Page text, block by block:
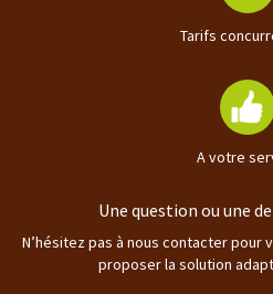
Tarifs
A votre
Une question ou une
N’hésitez pas à nous contacter pour
proposer la solution